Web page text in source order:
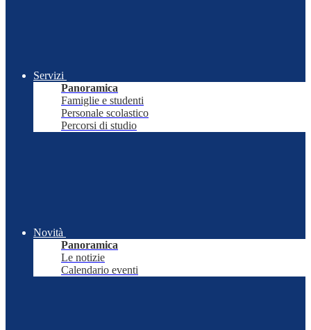
Servizi
Panoramica
Famiglie e studenti
Personale scolastico
Percorsi di studio
Novità
Panoramica
Le notizie
Calendario eventi